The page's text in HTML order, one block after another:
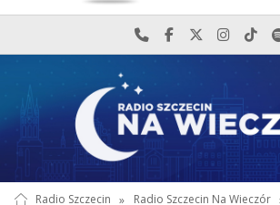
Najlepiej po prostu do
Odwiedź nas na
Odwiedź
Radio Szczecin » Radio Szczecin Na Wieczór